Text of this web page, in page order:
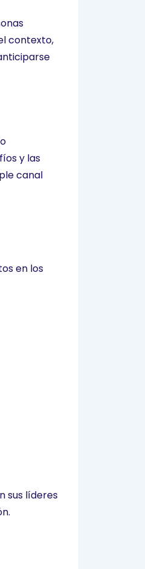
contexto,
y las
canal
en los
sus líderes